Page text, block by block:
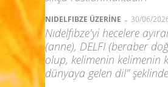
NIDELFIBZE ÜZERİNE - 30/06/
Nıdelfıbze'yi hecelere
(anne), DELFI (beraber
olup, kelimenin kelimenin
dünyaya gelen dil”